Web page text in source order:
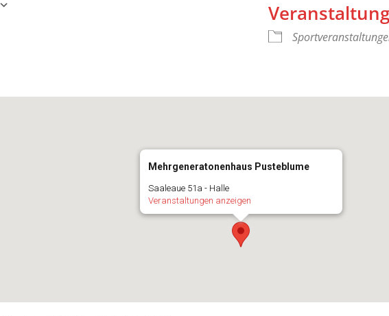
iCalendar
Mehrgeneratonenhaus Pusteblume
Saaleaue 51a - Halle
Veranstaltungen anzeigen